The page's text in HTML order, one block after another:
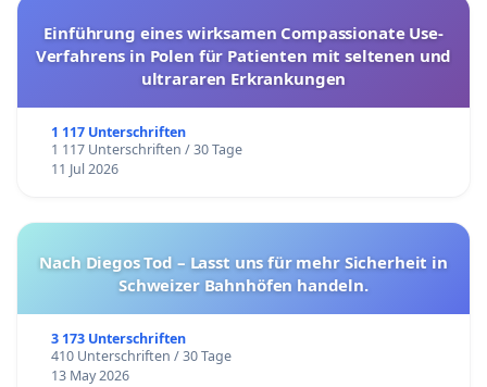
Einführung eines wirksamen Compassionate Use-
Verfahrens in Polen für Patienten mit seltenen und
ultrararen Erkrankungen
1 117 Unterschriften
1 117 Unterschriften / 30 Tage
11 Jul 2026
Nach Diegos Tod – Lasst uns für mehr Sicherheit in
Schweizer Bahnhöfen handeln.
3 173 Unterschriften
410 Unterschriften / 30 Tage
13 May 2026